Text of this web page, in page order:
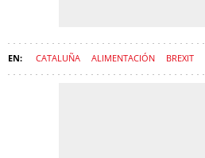
CATALUÑA ALIMENTACIÓN BREXIT